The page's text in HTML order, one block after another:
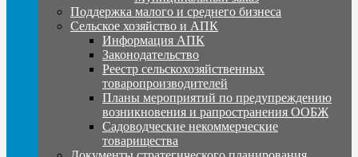
Поддержка малого и среднего бизнеса
Сельское хозяйство и АПК
Информация АПК
Законодательство
Реестр сельскохозяйственных
товаропроизводителей
Планы мероприятий по предупреждению
возникновения и рапространения ООБЖ
Садоводческие некоммерческие
товарищества